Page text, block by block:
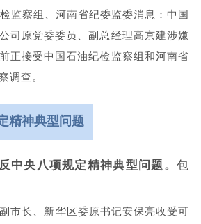
监察组、河南省纪委监委消息：中国
司原党委委员、副总经理高京建涉嫌
正接受中国石油纪检监察组和河南省
调查。
精神典型问题
中央八项规定精神典型问题。 包
市长、新华区委原书记安保亮收受可